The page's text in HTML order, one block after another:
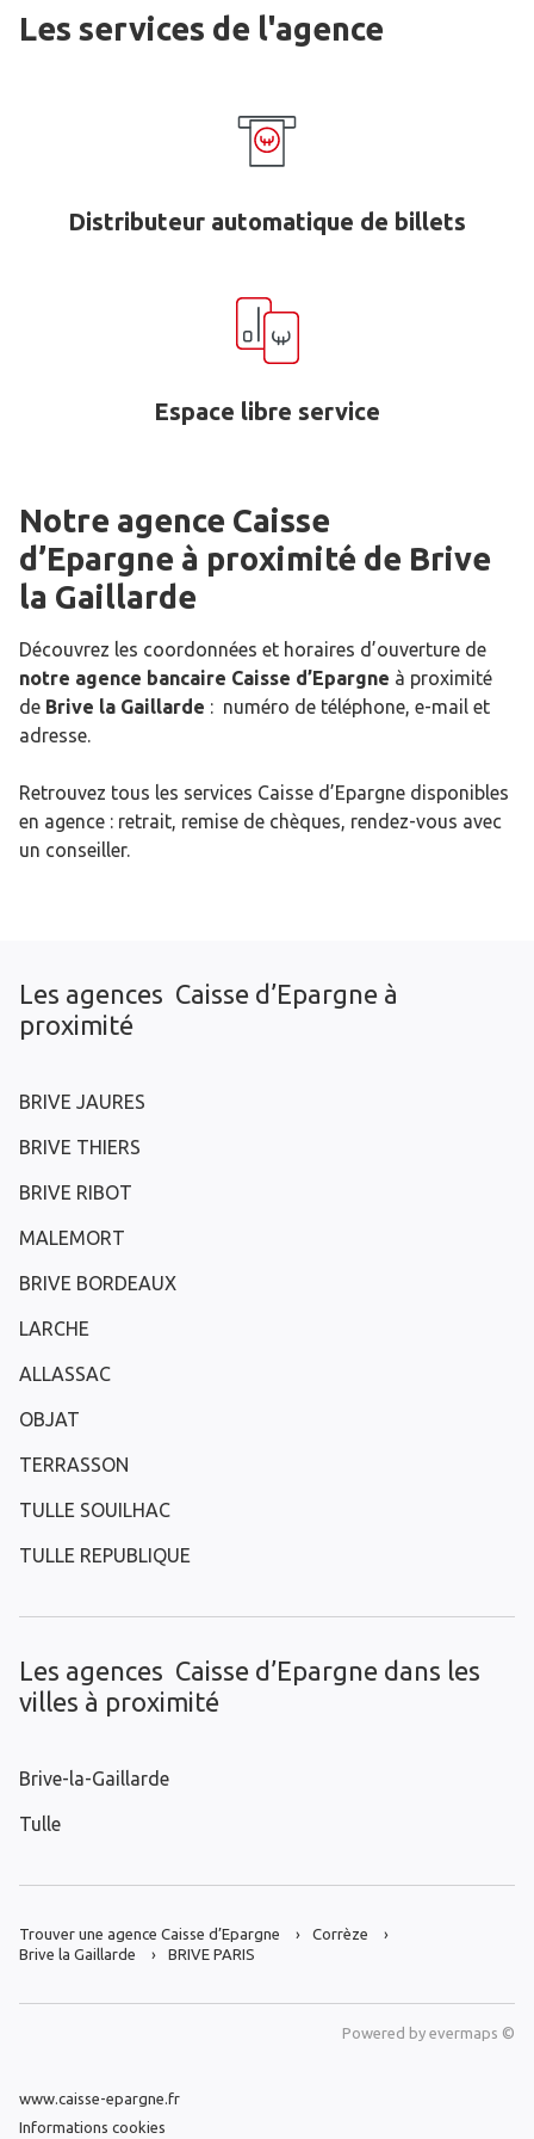
Les services de l'agence
Distributeur automatique de billets
Espace libre service
Notre agence Caisse
d’Epargne à proximité de Brive
la Gaillarde
Découvrez les coordonnées et horaires d’ouverture de
notre agence bancaire Caisse d’Epargne à proximité
de Brive la Gaillarde : numéro de téléphone, e-mail et
adresse.
Retrouvez tous les services Caisse d’Epargne disponibles
en agence : retrait, remise de chèques, rendez-vous avec
un conseiller.
Les agences Caisse d’Epargne à
proximité
BRIVE JAURES
BRIVE THIERS
BRIVE RIBOT
MALEMORT
BRIVE BORDEAUX
LARCHE
ALLASSAC
OBJAT
TERRASSON
TULLE SOUILHAC
TULLE REPUBLIQUE
Les agences Caisse d’Epargne dans les
villes à proximité
Brive-la-Gaillarde
Tulle
Trouver une agence Caisse d’Epargne
Corrèze
Brive la Gaillarde
BRIVE PARIS
Powered by evermaps ©
www.caisse-epargne.fr
Informations cookies